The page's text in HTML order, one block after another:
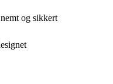
og sikkert